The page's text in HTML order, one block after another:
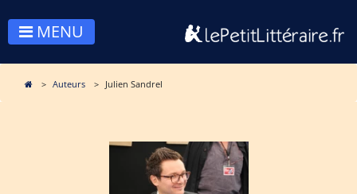
MENU
Auteurs Julien Sandrel